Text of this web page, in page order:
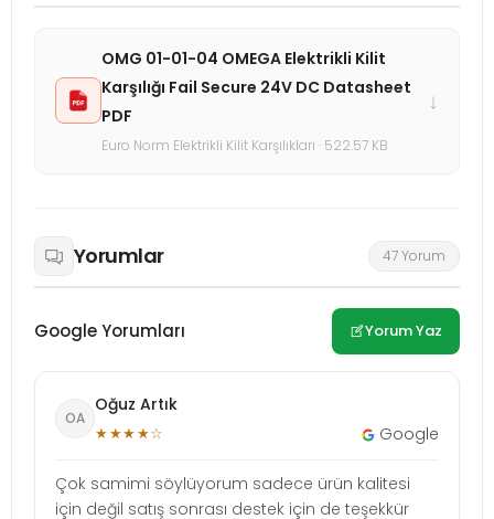
OMG 01-01-04 OMEGA Elektrikli Kilit
Karşılığı Fail Secure 24V DC Datasheet
PDF
Euro Norm Elektrikli Kilit Karşılıkları · 522.57 KB
↓
Yorumlar 47 Yorum
Google Yorumları Yorum Yaz
OA
Oğuz Artık
★★★★☆ Google
Çok samimi söylüyorum sadece ürün kalitesi
için değil satış sonrası destek için de teşekkür